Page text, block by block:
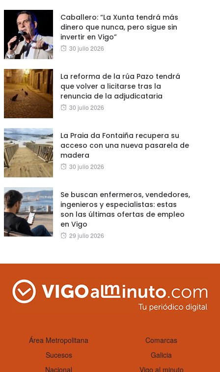
Caballero: “La Xunta tendrá más
dinero que nunca, pero sigue sin
invertir en Vigo”
Posted
30 julio 2026
La reforma de la rúa Pazo tendrá
que volver a licitarse tras la
renuncia de la adjudicataria
Posted
30 julio 2026
La Praia da Fontaiña recupera su
acceso con una nueva pasarela de
madera
Posted
30 julio 2026
Se buscan enfermeros, vendedores,
ingenieros y especialistas: estas
son las últimas ofertas de empleo
en Vigo
Posted
29 julio 2026
Área Metropolitana
Comarcas
Sucesos
Galicia
Nacional
Vigo al minuto